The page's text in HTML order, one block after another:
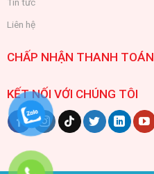
Tin tức
Liên hệ
CHẤP NHẬN THANH TOÁN
KẾT NỐI VỚI CHÚNG TÔI